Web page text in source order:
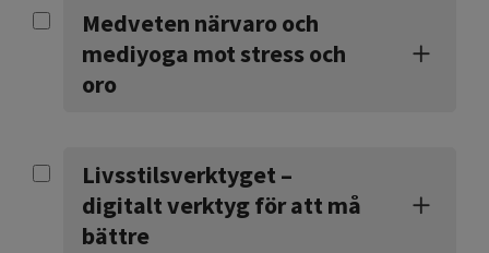
Medveten närvaro och
mediyoga mot stress och
oro
Livsstilsverktyget –
digitalt verktyg för att må
bättre